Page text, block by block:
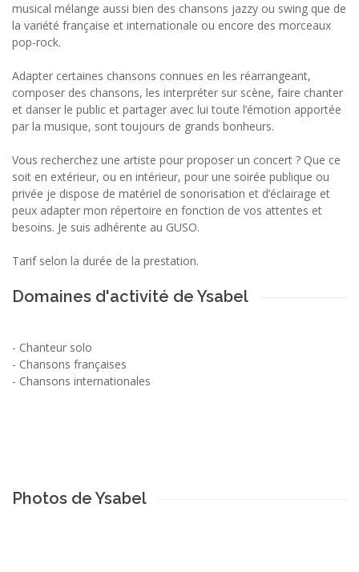
musical mélange aussi bien des chansons jazzy ou swing que de
la variété française et internationale ou encore des morceaux
pop-rock.
Adapter certaines chansons connues en les réarrangeant,
composer des chansons, les interpréter sur scène, faire chanter
et danser le public et partager avec lui toute l’émotion apportée
par la musique, sont toujours de grands bonheurs.
Vous recherchez une artiste pour proposer un concert ? Que ce
soit en extérieur, ou en intérieur, pour une soirée publique ou
privée je dispose de matériel de sonorisation et d’éclairage et
peux adapter mon répertoire en fonction de vos attentes et
besoins. Je suis adhérente au GUSO.
Tarif selon la durée de la prestation.
Domaines d'activité de Ysabel
- Chanteur solo
- Chansons françaises
- Chansons internationales
Photos de Ysabel